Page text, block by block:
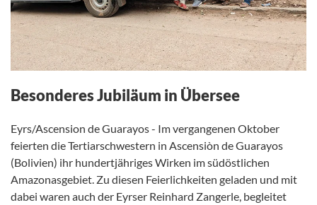
Besonderes Jubiläum in Übersee
Eyrs/Ascension de Guarayos - Im vergangenen Oktober
feierten die Tertiarschwestern in Ascensiòn de Guarayos
(Bolivien) ihr hundertjähriges Wirken im südöstlichen
Amazonasgebiet. Zu diesen Feierlichkeiten geladen und mit
dabei waren auch der Eyrser Reinhard Zangerle, begleitet